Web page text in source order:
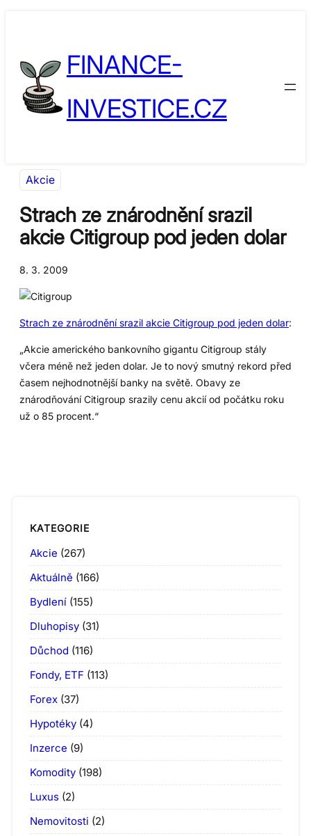
FINANCE-
INVESTICE.CZ
Akcie
Strach ze znárodnění srazil
akcie Citigroup pod jeden dolar
8. 3. 2009
Strach ze znárodnění srazil akcie Citigroup pod jeden dolar:
„Akcie amerického bankovního gigantu Citigroup stály
včera méně než jeden dolar. Je to nový smutný rekord před
časem nejhodnotnější banky na světě. Obavy ze
znárodňování Citigroup srazily cenu akcií od počátku roku
už o 85 procent.“
KATEGORIE
Akcie (267)
Aktuálně (166)
Bydlení (155)
Dluhopisy (31)
Důchod (116)
Fondy, ETF (113)
Forex (37)
Hypotéky (4)
Inzerce (9)
Komodity (198)
Luxus (2)
Nemovitosti (2)